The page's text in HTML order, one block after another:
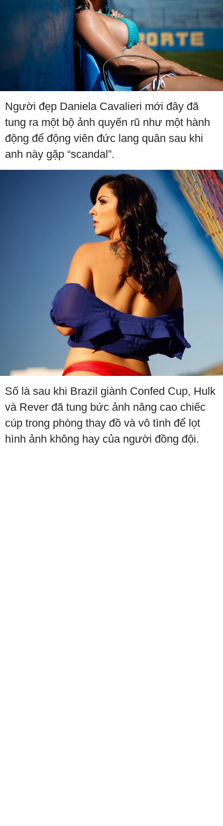
Người đẹp Daniela Cavalieri mới đây đã
tung ra một bộ ảnh quyến rũ như một hành
động để động viên đức lang quân sau khi
anh này gặp “scandal”.
Số là sau khi Brazil giành Confed Cup, Hulk
và Rever đã tung bức ảnh nâng cao chiếc
cúp trong phòng thay đồ và vô tình để lọt
hình ảnh không hay của người đồng đội.